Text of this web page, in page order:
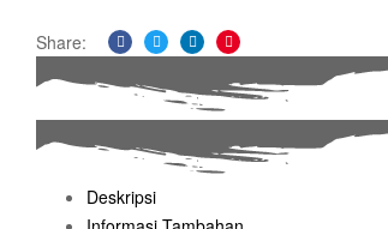
Share:
Facebook
TwitterLinkedinPinterest
Deskripsi